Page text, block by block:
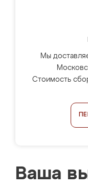
Мы
Стоимость
Ваша